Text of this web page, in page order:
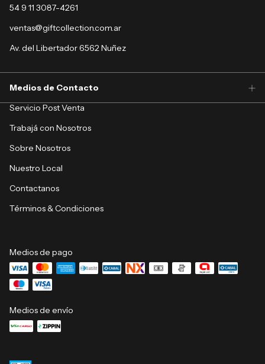
54 9 11 3087-4261
ventas@giftcollection.com.ar
Av. del Libertador 6562 Nuñez
Medios de Contacto
Servicio Post Venta
Trabajá con Nosotros
Sobre Nosotros
Nuestro Local
Contactanos
Términos & Condiciones
Medios de pago
Medios de envío